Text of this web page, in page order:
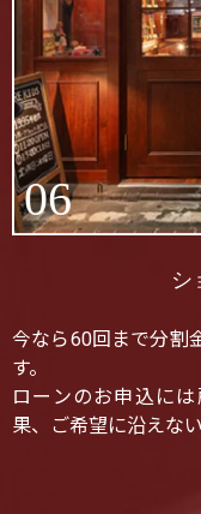
06
シ
今なら60回まで分割
す。
ローンのお申込に
果、ご希望に沿えな